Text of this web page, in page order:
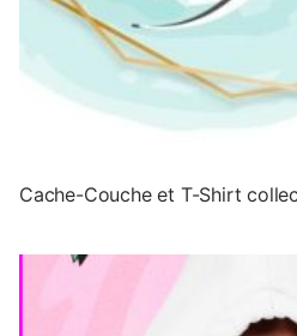
Cache-Couche et T-Shirt